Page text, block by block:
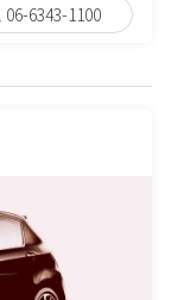
06-6343-1100